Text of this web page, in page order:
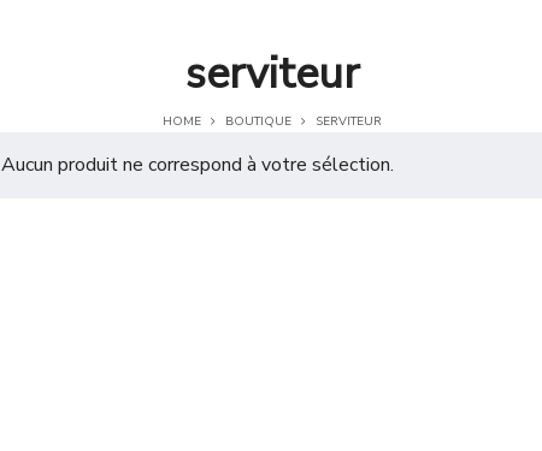
serviteur
HOME BOUTIQUE SERVITEUR
Aucun produit ne correspond à votre sélection.